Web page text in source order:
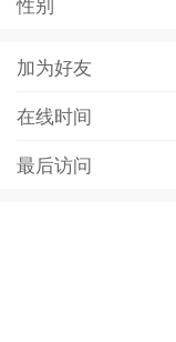
加为好友
在线时间
最后访问